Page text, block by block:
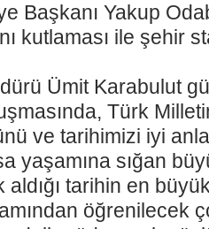
Başkanı Yakup
kutlaması ile şehir
Ümit Karabulut
Türk
ve tarihimizi iyi
yaşamına sığan
aldığı tarihin en
öğrenilecek